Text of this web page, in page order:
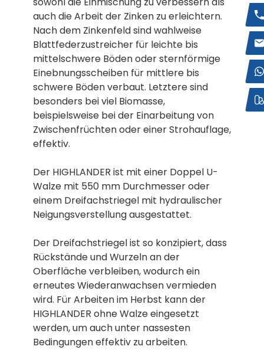
auch die Arbeit der Zinken zu erleichtern.
Nach dem Zinkenfeld sind wahlweise
Blattfederzustreicher für leichte bis
mittelschwere Böden oder sternförmige
Einebnungsscheiben für mittlere bis
schwere Böden verbaut. Letztere sind
besonders bei viel Biomasse,
beispielsweise bei der Einarbeitung von
Zwischenfrüchten oder einer Strohauflage,
effektiv.
Der HIGHLANDER ist mit einer Doppel U-
Walze mit 550 mm Durchmesser oder
einem Dreifachstriegel mit hydraulischer
Neigungsverstellung ausgestattet.
Der Dreifachstriegel ist so konzipiert, dass
Rückstände und Wurzeln an der
Oberfläche verbleiben, wodurch ein
erneutes Wiederanwachsen vermieden
wird. Für Arbeiten im Herbst kann der
HIGHLANDER ohne Walze eingesetzt
werden, um auch unter nassesten
Bedingungen effektiv zu arbeiten.